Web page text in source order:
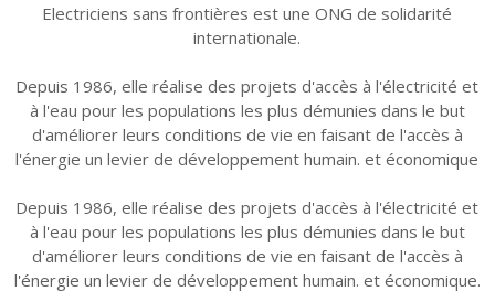
Electriciens sans frontières est une ONG de solidarité
internationale.
Depuis 1986, elle réalise des projets d'accès à l'électricité et
à l'eau pour les populations les plus démunies dans le but
d'améliorer leurs conditions de vie en faisant de l'accès à
l'énergie un levier de développement humain. et économique
Depuis 1986, elle réalise des projets d'accès à l'électricité et
à l'eau pour les populations les plus démunies dans le but
d'améliorer leurs conditions de vie en faisant de l'accès à
l'énergie un levier de développement humain. et économique.